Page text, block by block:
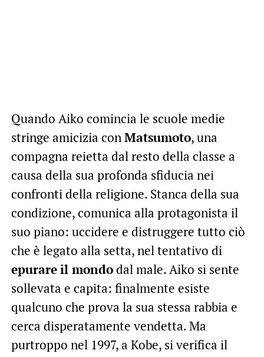
Quando Aiko comincia le scuole medie
stringe amicizia conMatsumoto, una
compagna reietta dal resto della classe a
causa della sua profonda sfiducia nei
confronti della religione. Stanca della sua
condizione, comunica alla protagonista il
suo piano: uccidere e distruggere tutto ciò
che è legato alla setta, nel tentativo di
epurareil mondodal male. Aiko si sente
sollevata e capita: finalmente esiste
qualcuno che prova la sua stessa rabbia e
cerca disperatamente vendetta. Ma
purtroppo nel 1997, a Kobe, si verifica il